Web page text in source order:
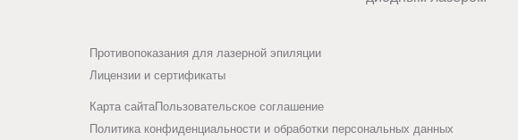
Противопоказания для лазерной эпиляции
Лицензии и сертификаты
Карта сайтаПользовательское соглашение
Политика конфиденциальности и обработки персональных данных